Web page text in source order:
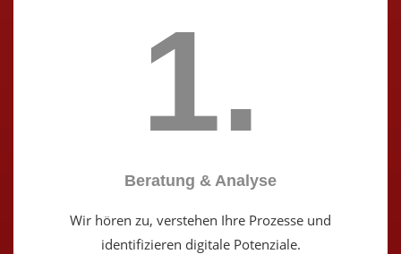
1.
Beratung & Analyse
Wir hören zu, verstehen Ihre Prozesse und
identifizieren digitale Potenziale.